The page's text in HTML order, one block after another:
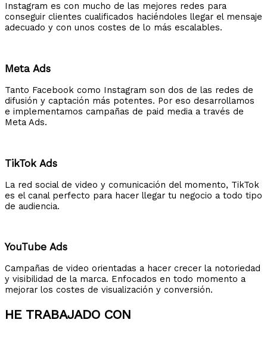
Instagram es con mucho de las mejores redes para
conseguir clientes cualificados haciéndoles llegar el mensaje
adecuado y con unos costes de lo más escalables.
Meta Ads
Tanto Facebook como Instagram son dos de las redes de
difusión y captación más potentes. Por eso desarrollamos
e implementamos campañas de paid media a través de
Meta Ads.
TikTok Ads
La red social de video y comunicación del momento, TikTok
es el canal perfecto para hacer llegar tu negocio a todo tipo
de audiencia.
YouTube Ads
Campañas de video orientadas a hacer crecer la notoriedad
y visibilidad de la marca. Enfocados en todo momento a
mejorar los costes de visualización y conversión.
HE TRABAJADO CON